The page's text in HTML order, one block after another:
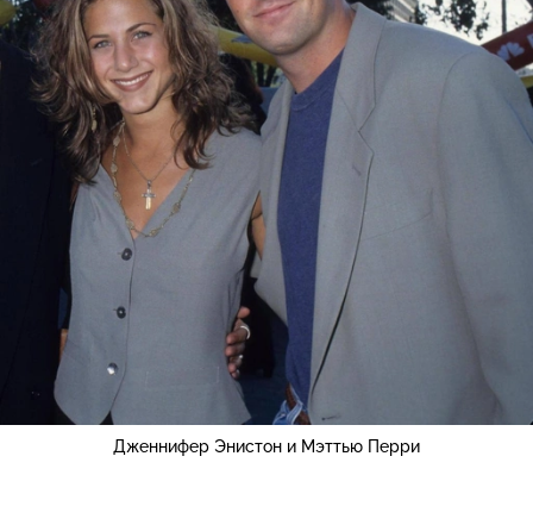
Дженнифер Энистон и Мэттью Перри